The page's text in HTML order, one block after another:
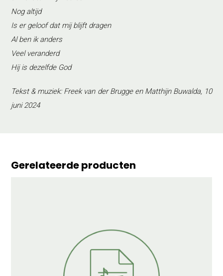
Nog altijd
Is er geloof dat mij blijft dragen
Al ben ik anders
Veel veranderd
Hij is dezelfde God
Tekst & muziek: Freek van der Brugge en Matthijn Buwalda, 10
juni 2024
Gerelateerde producten